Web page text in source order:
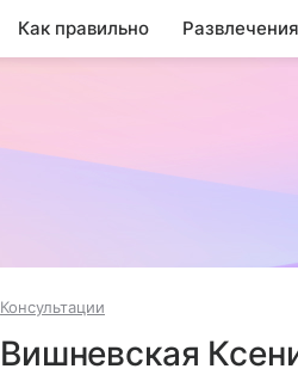
Как правильно Развлечения
Консультации
Вишневская